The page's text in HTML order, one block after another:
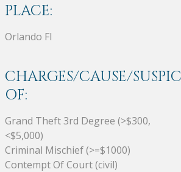
PLACE:
Orlando Fl
CHARGES/CAUSE/
OF:
Grand Theft 3rd Degree (>$300,
<$5,000)
Criminal Mischief (>=$1000)
Contempt Of Court (civil)